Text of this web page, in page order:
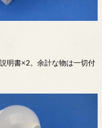
明書×2。余計な物は一切付